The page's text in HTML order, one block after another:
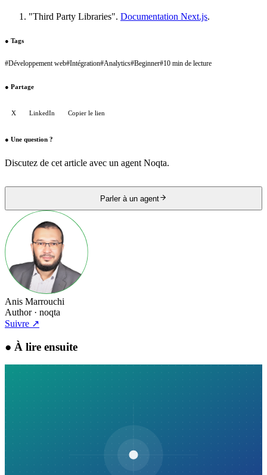
"Third Party Libraries". Documentation Next.js.
● Tags
#Développement web#Intégration#Analytics#Beginner#10 min de lecture
● Partage
X LinkedIn Copier le lien
● Une question ?
Discutez de cet article avec un agent Noqta.
Parler à un agent
Anis Marrouchi
Author· noqta
Suivre ↗
● À lire ensuite